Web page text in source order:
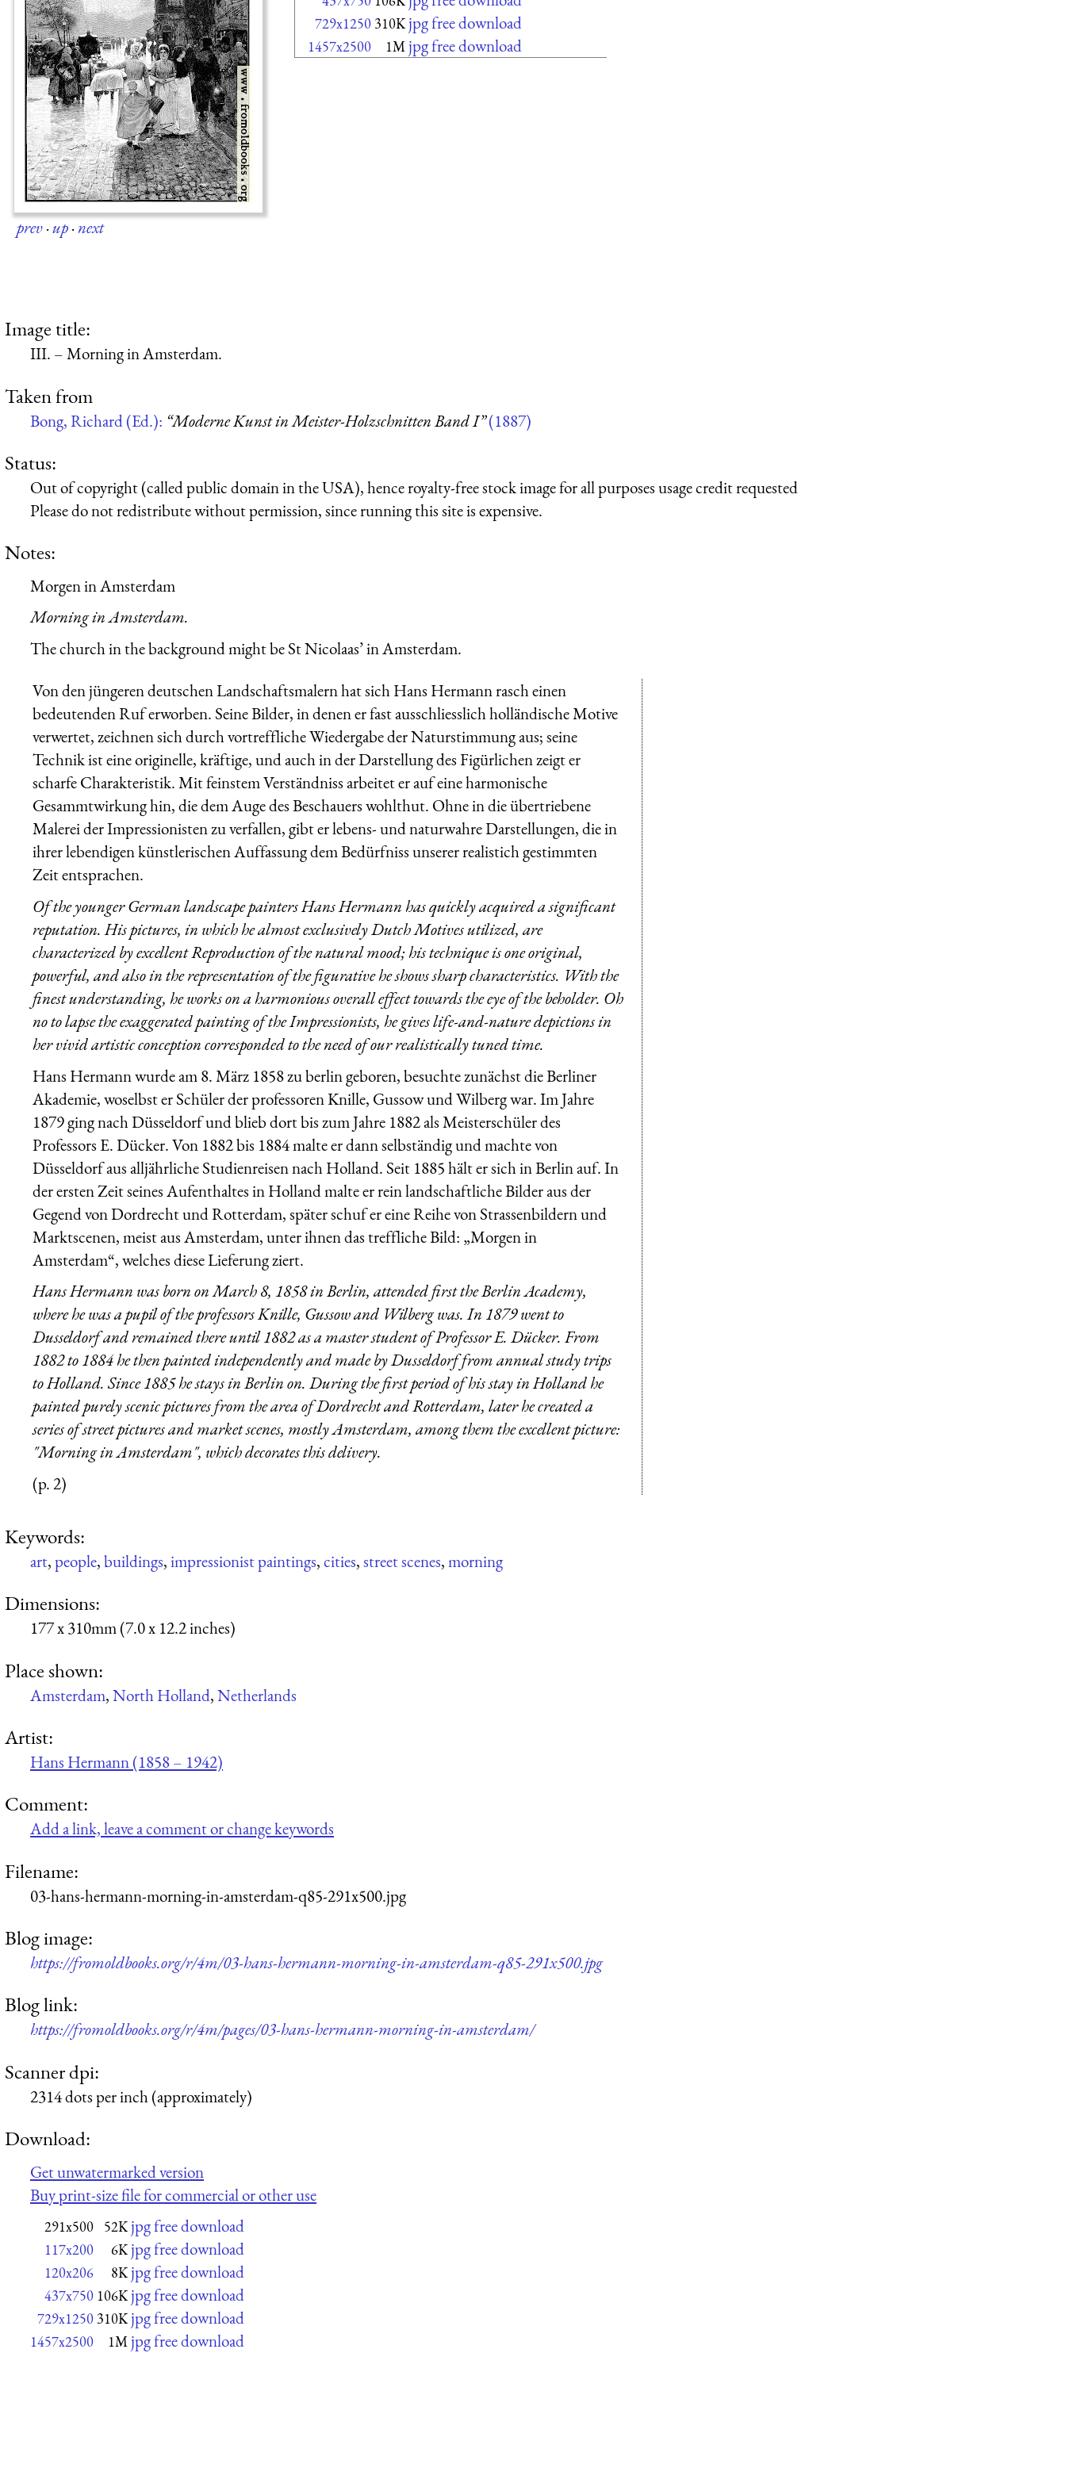
prev·up·next
729x1250 310K jpg free download
1457x2500 1M jpg free download
Image title:
III. – Morning in Amsterdam.
Taken from
Bong, Richard (Ed.): “Moderne Kunst in Meister-Holzschnitten Band I”(1887)
Status:
Out of copyright (called public domain in the USA), hence royalty-free stock image for all purposes usage credit requested
Please do not redistribute without permission, since running this site is expensive.
Notes:
Morgen in Amsterdam
Morning in Amsterdam.
The church in the background might be St Nicolaas’ in Amsterdam.
Von den jüngeren deutschen Landschaftsmalern hat sich Hans Hermann rasch einen
bedeutenden Ruf erworben. Seine Bilder, in denen er fast ausschliesslich holländische Motive
verwertet, zeichnen sich durch vortreffliche Wiedergabe der Naturstimmung aus; seine
Technik ist eine originelle, kräftige, und auch in der Darstellung des Figürlichen zeigt er
scharfe Charakteristik. Mit feinstem Verständniss arbeitet er auf eine harmonische
Gesammtwirkung hin, die dem Auge des Beschauers wohlthut. Ohne in die übertriebene
Malerei der Impressionisten zu verfallen, gibt er lebens- und naturwahre Darstellungen, die in
ihrer lebendigen künstlerischen Auffassung dem Bedürfniss unserer realistich gestimmten
Zeit entsprachen.
Of the younger German landscape painters Hans Hermann has quickly acquired a significant
reputation. His pictures, in which he almost exclusively Dutch Motives utilized, are
characterized by excellent Reproduction of the natural mood; his technique is one original,
powerful, and also in the representation of the figurative he shows sharp characteristics. With the
finest understanding, he works on a harmonious overall effect towards the eye of the beholder. Oh
no to lapse the exaggerated painting of the Impressionists, he gives life-and-nature depictions in
her vivid artistic conception corresponded to the need of our realistically tuned time.
Hans Hermann wurde am 8. März 1858 zu berlin geboren, besuchte zunächst die Berliner
Akademie, woselbst er Schüler der professoren Knille, Gussow und Wilberg war. Im Jahre
1879 ging nach Düsseldorf und blieb dort bis zum Jahre 1882 als Meisterschüler des
Professors E. Dücker. Von 1882 bis 1884 malte er dann selbständig und machte von
Düsseldorf aus alljährliche Studienreisen nach Holland. Seit 1885 hält er sich in Berlin auf. In
der ersten Zeit seines Aufenthaltes in Holland malte er rein landschaftliche Bilder aus der
Gegend von Dordrecht und Rotterdam, später schuf er eine Reihe von Strassenbildern und
Marktscenen, meist aus Amsterdam, unter ihnen das treffliche Bild: „Morgen in
Amsterdam“, welches diese Lieferung ziert.
Hans Hermann was born on March 8, 1858 in Berlin, attended first the Berlin Academy,
where he was a pupil of the professors Knille, Gussow and Wilberg was. In 1879 went to
Dusseldorf and remained there until 1882 as a master student of Professor E. Dücker. From
1882 to 1884 he then painted independently and made by Dusseldorf from annual study trips
to Holland. Since 1885 he stays in Berlin on. During the first period of his stay in Holland he
painted purely scenic pictures from the area of Dordrecht and Rotterdam, later he created a
series of street pictures and market scenes, mostly Amsterdam, among them the excellent picture:
"Morning in Amsterdam", which decorates this delivery.
(p. 2)
Keywords:
art,people,buildings,impressionist paintings,cities,street scenes,morning
Dimensions:
177 x 310mm (7.0 x 12.2 inches)
Place shown:
Amsterdam,North Holland,Netherlands
Artist:
Hans Hermann (1858 – 1942)
Comment:
Add a link, leave a comment or change keywords
Filename:
03-hans-hermann-morning-in-amsterdam-q85-291x500.jpg
Blog image:
https://fromoldbooks.org/r/4m/03-hans-hermann-morning-in-amsterdam-q85-291x500.jpg
Blog link:
https://fromoldbooks.org/r/4m/pages/03-hans-hermann-morning-in-amsterdam/
Scanner dpi:
2314 dots per inch (approximately)
Download:
Get unwatermarked version
Buy print-size file for commercial or other use
291x500 52K jpg free download
117x200 6K jpg free download
120x206 8K jpg free download
437x750 106K jpg free download
729x1250 310K jpg free download
1457x2500 1M jpg free download